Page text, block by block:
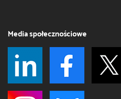
Media społecznościowe